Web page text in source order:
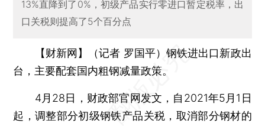
13%直降到了0%，初级产品实行零进口暂定税率，出
口关税则提高了5个百分点
【财新网】（记者 罗国平） 钢铁进出口新政出
台，主要配套国内粗钢减量政策。
4月28日，财政部官网发文，自2021年5月1日
起，调整部分初级钢铁产品关税，取消部分钢材的